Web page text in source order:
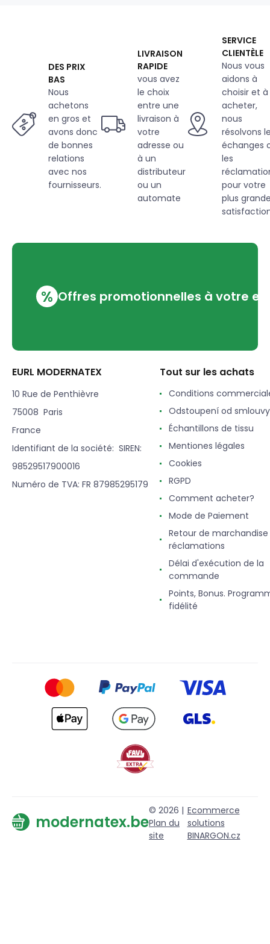
DES PRIX
BAS
Nous
achetons
en gros et
avons donc
de bonnes
relations
avec nos
fournisseurs.
LIVRAISON
RAPIDE
vous avez
le choix
entre une
livraison à
votre
adresse ou
à un
distributeur
ou un
automate
SERVICE
CLIENTÈLE
Nous vous
aidons à
choisir et à
acheter,
nous
résolvons
échanges
les
pour votre
plus
% Offres promotionnelles à votre
EURL MODERNATEX
10 Rue de Penthièvre
75008 Paris
France
Identifiant de la société: SIREN:
98529517900016
Numéro de TVA: FR 87985295179
Tout sur les achats
Conditions
Odstoupení od smlouvy
Échantillons de tissu
Mentiones légales
Cookies
RGPD
Comment acheter?
Mode de Paiement
Retour de
réclamations
Délai d'exécution de la
commande
Points, Bonus.
fidélité
modernatex.be
© 2026 |
Plan du
site
Ecommerce
solutions
BINARGON.cz